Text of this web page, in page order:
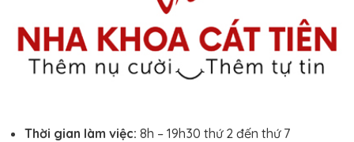
Thời gian làm việc: 8h – 19h30 thứ 2 đến thứ 7